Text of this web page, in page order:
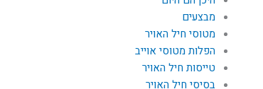
מבצעים
מטוסי חיל האויר
הפלות מטוסי אוייב
טייסות חיל האויר
בסיסי חיל האויר